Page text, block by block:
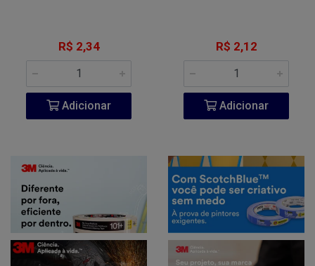
R$ 2,34
Adicionar
R$ 2,12
Adicionar